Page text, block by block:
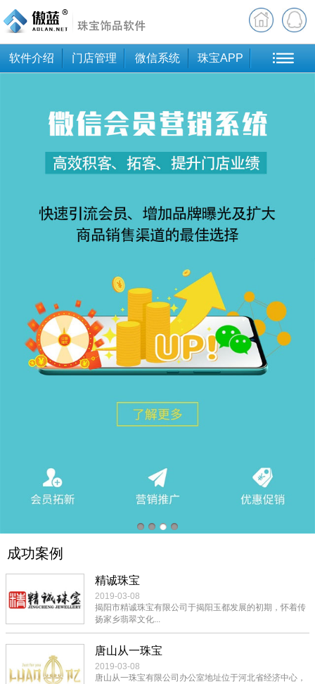
软件介绍 门店管理 微信系统 珠宝APP
成功案例
精诚珠宝
2019-03-08
揭阳市精诚珠宝有限公司于揭阳玉都发展的初期，怀着传
扬家乡翡翠文化...
唐山从一珠宝
2019-03-08
唐山从一珠宝有限公司办公室地址位于河北省经济中心，